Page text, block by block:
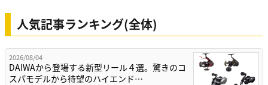
人気記事ランキング(全体)
2026/08/04
DAIWAから登場する新型リール４選。驚きのコ
スパモデルから待望のハイエンド…